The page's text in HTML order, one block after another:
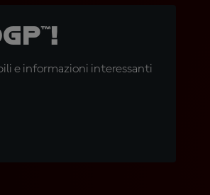
e informazioni interessanti